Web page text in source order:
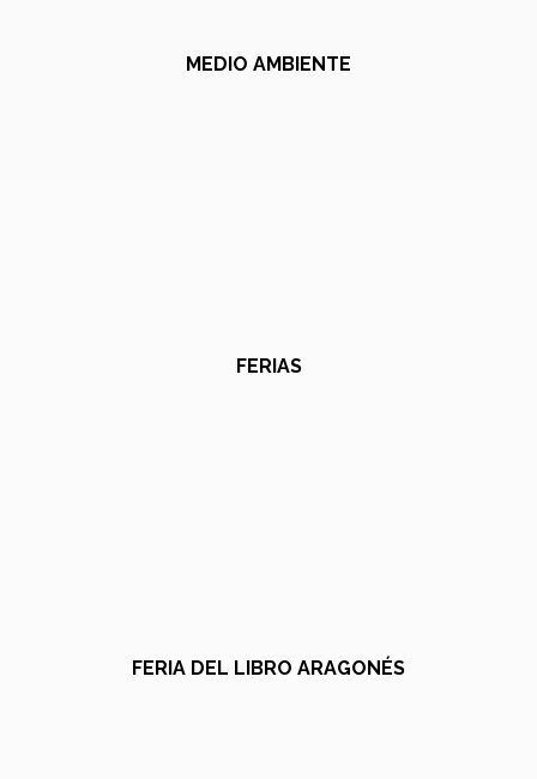
MEDIO AMBIENTE
FERIAS
FERIA DEL LIBRO ARAGONÉS